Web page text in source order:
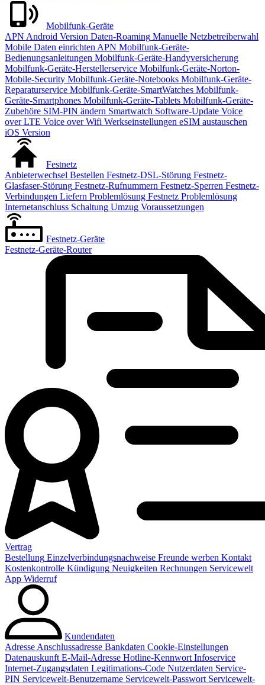
Mobilfunk-Geräte
APN Android Version Daten-Roaming Manuelle Netzbetreiberwahl
Mobile Daten einrichten APN Mobilfunk-Geräte-
Bedienungsanleitungen Mobilfunk-Geräte-Handyversicherung
Mobilfunk-Geräte-Herstellerservice Mobilfunk-Geräte-Norton-
Mobile-Security Mobilfunk-Geräte-Notebooks Mobilfunk-Geräte-
Reparaturservice Mobilfunk-Geräte-SmartWatches Mobilfunk-
Geräte-Smartphones Mobilfunk-Geräte-Tablets Mobilfunk-Geräte-
Zubehöre SIM-PIN ändern Smartwatch Software-Update Voice
over LTE Voice over Wifi Werkseinstellungen eSIM austauschen
iOS Version
Festnetz
Anbieterwechsel Bestellen Festnetz-DSL-Störung Festnetz-
Glasfaser-Störung Festnetz-Rufnummern Festnetz-Sperren Festnetz-
Verbindungen Liefern Problemlösung Festnetz Problemlösung
Internetanschluss Schaltung Umzug Voraussetzungen
Festnetz-Geräte
Festnetz-Geräte-Router
Vertrag
Bestellung Einzelverbindungsnachweise Freunde werben Kontakt
Kostenkontrolle Kündigung Neuigkeiten Rechnungen Servicewelt
App Widerruf
Kundendaten
Adresse Anschlussadresse Bankdaten Cookie-Einstellungen
Datenauskunft E-Mail-Adresse Hotline-Kennwort Infoservice
Internet-Zugangsdaten Legitimations-Code Nutzerdaten Service-
PIN Servicewelt-Benutzername Servicewelt-Passwort Servicewelt-